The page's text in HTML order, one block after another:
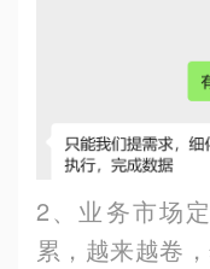
2、业务市场
累，越来越卷